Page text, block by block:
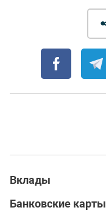
Вклады
Банковские карты